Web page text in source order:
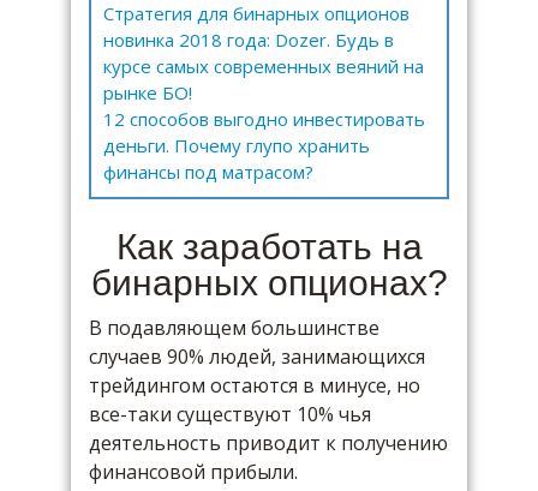
Стратегия для бинарных опционов
новинка 2018 года: Dozer. Будь в
курсе самых современных веяний на
рынке БО!
12 способов выгодно инвестировать
деньги. Почему глупо хранить
финансы под матрасом?
Как заработать на
бинарных опционах?
В подавляющем большинстве
случаев 90% людей, занимающихся
трейдингом остаются в минусе, но
все-таки существуют 10% чья
деятельность приводит к получению
финансовой прибыли.